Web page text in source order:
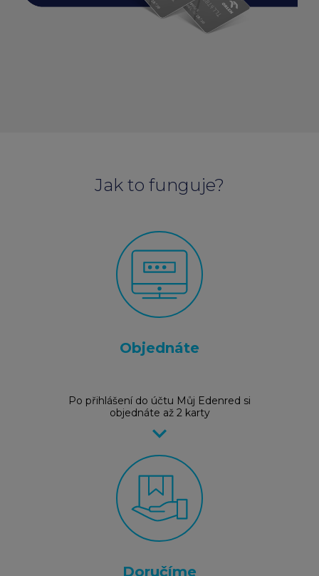
Jak to funguje?
Objednáte
Po přihlášení do účtu Můj Edenred si
objednáte až 2 karty
keyboard_arrow_right
Doručíme